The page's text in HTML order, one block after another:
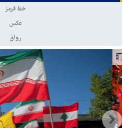
خط قرمز
عکس
رواق